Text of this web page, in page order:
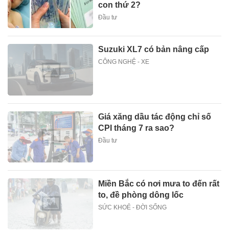
con thứ 2?
Đầu tư
Suzuki XL7 có bản nâng cấp
CÔNG NGHỆ - XE
Giá xăng dầu tác động chỉ số
CPI tháng 7 ra sao?
Đầu tư
Miền Bắc có nơi mưa to đến rất
to, đề phòng dông lốc
SỨC KHOẺ - ĐỜI SỐNG